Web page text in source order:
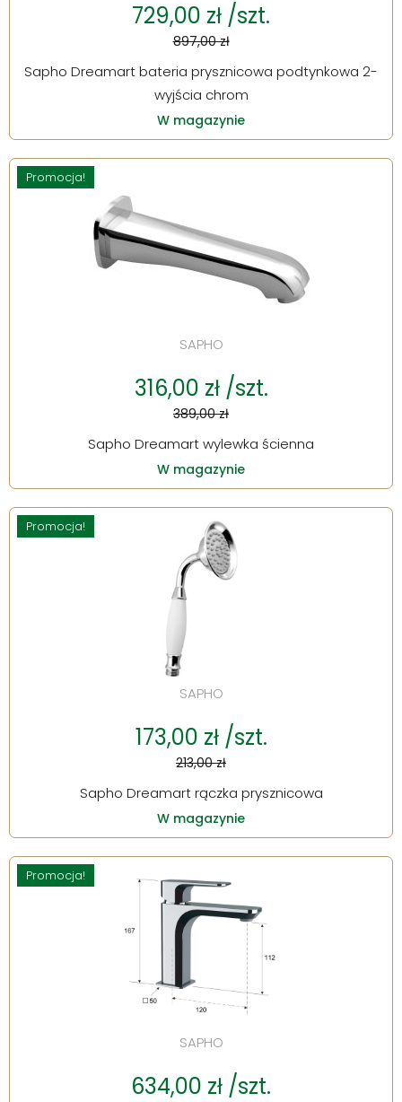
729,00 zł /szt.
897,00 zł
Sapho Dreamart bateria prysznicowa podtynkowa 2-
wyjścia chrom
W magazynie
Promocja!
SAPHO
316,00 zł /szt.
389,00 zł
Sapho Dreamart wylewka ścienna
W magazynie
Promocja!
SAPHO
173,00 zł /szt.
213,00 zł
Sapho Dreamart rączka prysznicowa
W magazynie
Promocja!
SAPHO
634,00 zł /szt.